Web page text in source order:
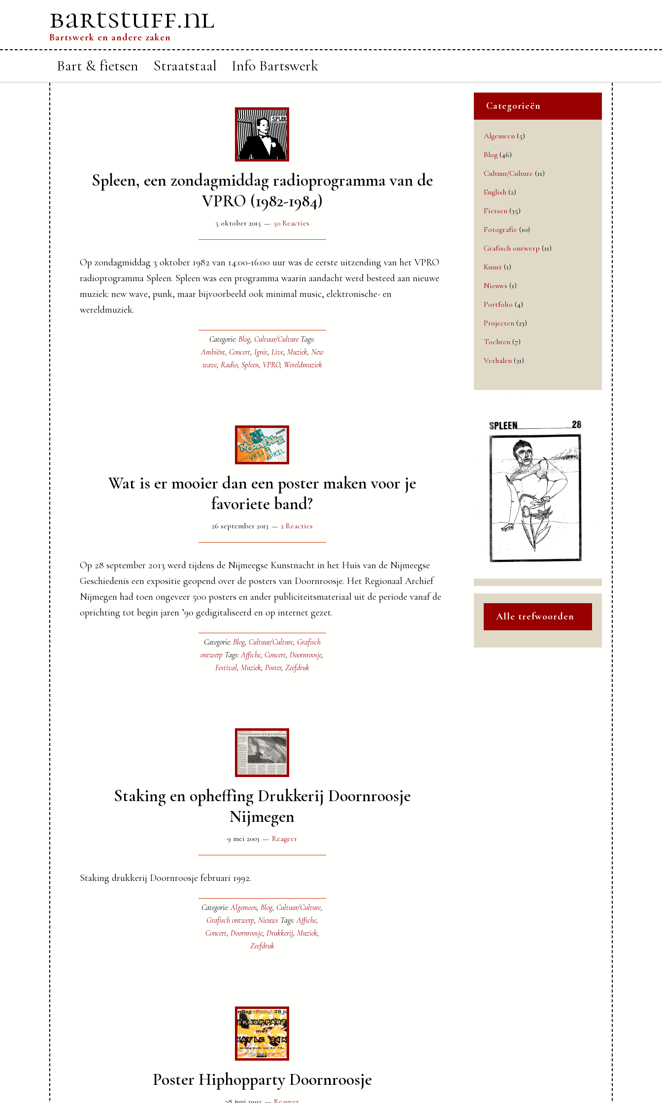
bartstuff.nl
Bartswerk en andere zaken
Bart & fietsen Straatstaal Info Bartswerk
Spleen, een zondagmiddag radioprogramma van de
VPRO (1982-1984)
5 oktober 2015 50 Reacties
Op zondagmiddag 3 oktober 1982 van 14:00-16:00 uur was de eerste uitzending van het VPRO
radioprogramma Spleen. Spleen was een programma waarin aandacht werd besteed aan nieuwe
muziek: new wave, punk, maar bijvoorbeeld ook minimal music, elektronische- en
wereldmuziek.
Categorie: Blog, Cultuur/Culture Tags:
Ambiënt, Concert, Ignit, Live, Muziek, New
wave, Radio, Spleen, VPRO, Wereldmuziek
Wat is er mooier dan een poster maken voor je
favoriete band?
26 september 2013 2 Reacties
Op 28 september 2013 werd tijdens de Nijmeegse Kunstnacht in het Huis van de Nijmeegse
Geschiedenis een expositie geopend over de posters van Doornroosje. Het Regionaal Archief
Nijmegen had toen ongeveer 500 posters en ander publiciteitsmateriaal uit de periode vanaf de
oprichting tot begin jaren ’90 gedigitaliseerd en op internet gezet.
Categorie: Blog, Cultuur/Culture, Grafisch
ontwerp Tags:Affiche, Concert, Doornroosje,
Festival, Muziek, Poster, Zeefdruk
Staking en opheffing Drukkerij Doornroosje
Nijmegen
9 mei 2003 Reageer
Staking drukkerij Doornroosje februari 1992.
Categorie:Algemeen, Blog, Cultuur/Culture,
Grafisch ontwerp, Nieuws Tags:Affiche,
Concert, Doornroosje, Drukkerij, Muziek,
Zeefdruk
Poster Hiphopparty Doornroosje
Categorieën
Algemeen (5)
Blog (46)
Cultuur/Culture (11)
English (2)
Fietsen (35)
Fotografie (10)
Grafisch ontwerp (11)
Kunst (1)
Nieuws (1)
Portfolio (4)
Projecten (23)
Tochten (7)
Verhalen (31)
Alle trefwoorden